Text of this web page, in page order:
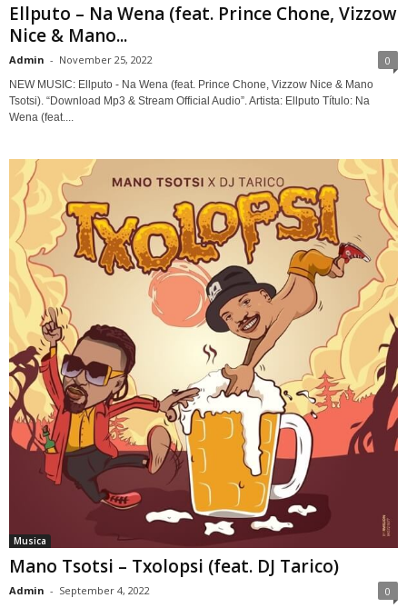
Ellputo – Na Wena (feat. Prince Chone, Vizzow
Nice & Mano...
Admin - November 25, 2022 0
NEW MUSIC: Ellputo - Na Wena (feat. Prince Chone, Vizzow Nice & Mano
Tsotsi). “Download Mp3 & Stream Official Audio”. Artista: Ellputo Título: Na
Wena (feat....
Musica
Mano Tsotsi – Txolopsi (feat. DJ Tarico)
Admin - September 4, 2022 0